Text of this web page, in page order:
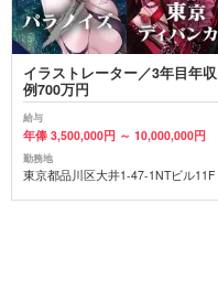
イラストレーター／3年目年収
例700万円
給与
年俸 3,500,000円 ～ 10,000,000円
勤務地
東京都品川区大井1-47-1NTビル11F